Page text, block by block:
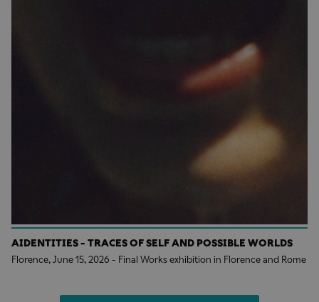
AIDENTITIES - TRACES OF SELF AND POSSIBLE WORLDS
Florence, June 15, 2026 - Final Works exhibition in Florence and Rome